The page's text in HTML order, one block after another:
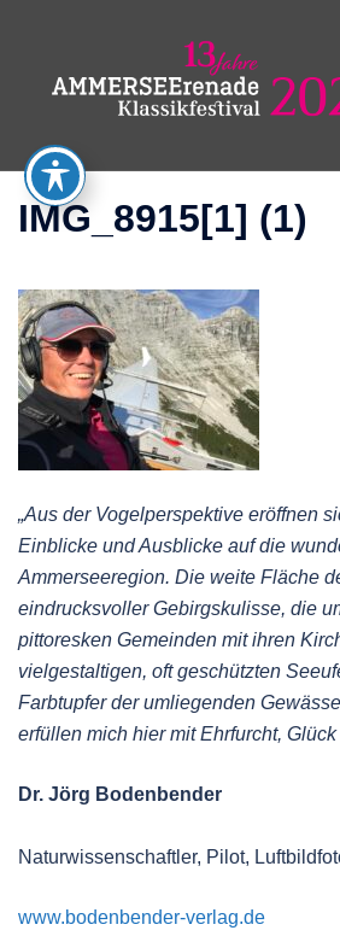
springen
IMG_8915[1] (1)
„Aus der Vogelperspektive eröffnen
Einblicke und Ausblicke auf die
Ammerseeregion. Die weite Fläche
eindrucksvoller Gebirgskulisse, die
pittoresken Gemeinden mit ihren
vielgestaltigen, oft geschützten
Farbtupfer der umliegenden
erfüllen mich hier mit Ehrfurcht,
Dr. Jörg Bodenbender
Naturwissenschaftler, Pilot,
www.bodenbender-verlag.de